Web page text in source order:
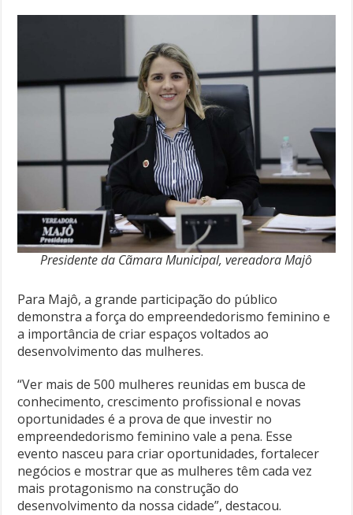
Presidente da Cãmara Municipal, vereadora Majô
Para Majô, a grande participação do público
demonstra a força do empreendedorismo feminino e
a importância de criar espaços voltados ao
desenvolvimento das mulheres.
“Ver mais de 500 mulheres reunidas em busca de
conhecimento, crescimento profissional e novas
oportunidades é a prova de que investir no
empreendedorismo feminino vale a pena. Esse
evento nasceu para criar oportunidades, fortalecer
negócios e mostrar que as mulheres têm cada vez
mais protagonismo na construção do
desenvolvimento da nossa cidade”, destacou.